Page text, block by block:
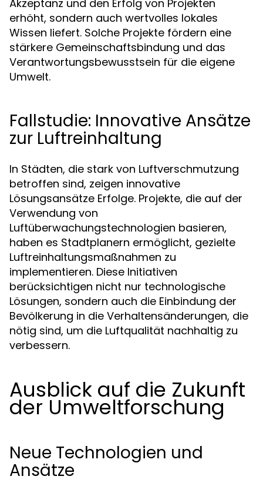
Akzeptanz und den Erfolg von Projekten
erhöht, sondern auch wertvolles lokales
Wissen liefert. Solche Projekte fördern eine
stärkere Gemeinschaftsbindung und das
Verantwortungsbewusstsein für die eigene
Umwelt.
Fallstudie: Innovative Ansätze
zur Luftreinhaltung
In Städten, die stark von Luftverschmutzung
betroffen sind, zeigen innovative
Lösungsansätze Erfolge. Projekte, die auf der
Verwendung von
Luftüberwachungstechnologien basieren,
haben es Stadtplanern ermöglicht, gezielte
Luftreinhaltungsmaßnahmen zu
implementieren. Diese Initiativen
berücksichtigen nicht nur technologische
Lösungen, sondern auch die Einbindung der
Bevölkerung in die Verhaltensänderungen, die
nötig sind, um die Luftqualität nachhaltig zu
verbessern.
Ausblick auf die Zukunft
der Umweltforschung
Neue Technologien und
Ansätze